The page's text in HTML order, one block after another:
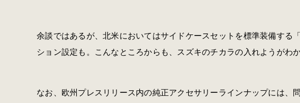
余談ではあるが、北米においてはサイドケースセットを標準装備する
ション設定も。こんなところからも、スズキのチカラの入れようがわか
なお、欧州プレスリリース内の純正アクセサリーラインナップには、